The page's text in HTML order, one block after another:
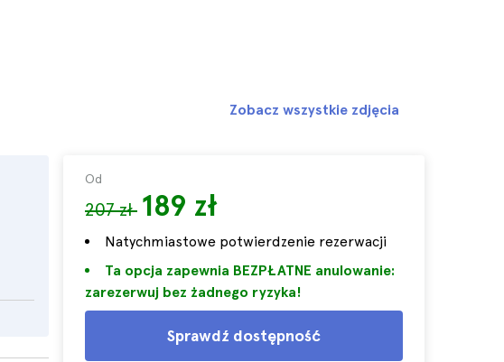
Od
207 zł 189 zł
Natychmiastowe potwierdzenie rezerwacji
Ta opcja zapewnia BEZPŁATNE anulowanie:
zarezerwuj bez żadnego ryzyka!
Sprawdź dostępność
Zobacz wszystkie zdjęcia